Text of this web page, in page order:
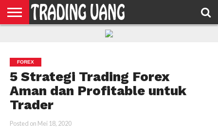
FOREX
5 Strategi Trading Forex
Aman dan Profitable untuk
Trader
Posted on Mei 18, 2020